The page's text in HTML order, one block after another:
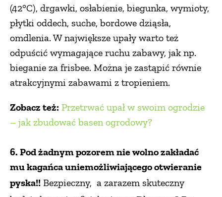
(42°C), drgawki, osłabienie, biegunka, wymioty,
płytki oddech, suche, bordowe dziąsła,
omdlenia. W największe upały warto też
odpuścić wymagające ruchu zabawy, jak np.
bieganie za frisbee. Można je zastąpić równie
atrakcyjnymi zabawami z tropieniem.
Zobacz też: Przetrwać upał w swoim ogrodzie
– jak zbudować basen ogrodowy?
6. Pod żadnym pozorem nie wolno zakładać
mu kagańca uniemożliwiającego otwieranie
pyska!! Bezpieczny, a zarazem skuteczny